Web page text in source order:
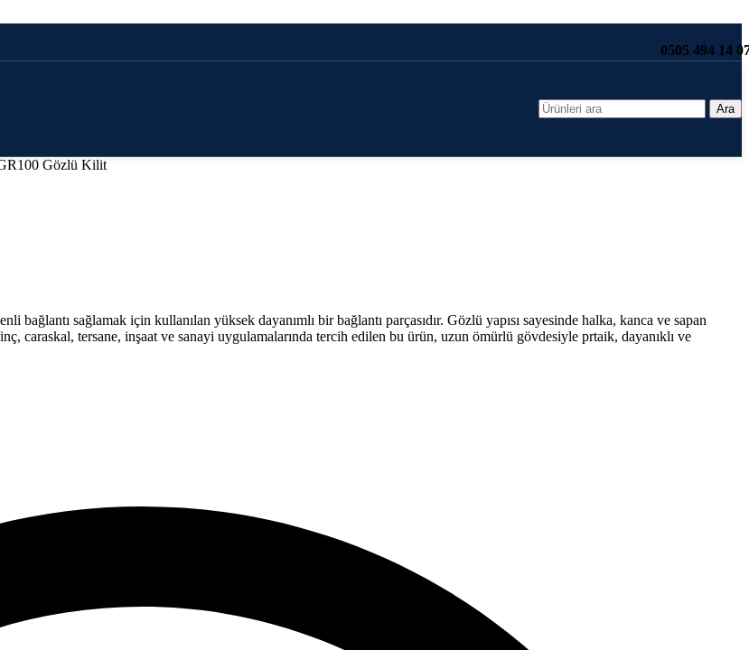
0505 494 14
Ara
Gözlü Kilit
sağlamak için kullanılan yüksek dayanımlı bir bağlantı parçasıdır. Gözlü yapısı sayesinde halka, kanca ve sapan
caraskal, tersane, inşaat ve sanayi uygulamalarında tercih edilen bu ürün, uzun ömürlü gövdesiyle prtaik, dayanıklı ve